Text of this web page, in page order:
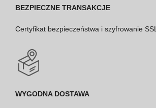
BEZPIECZNE TRANSAKCJE
Certyfikat bezpieczeństwa i szyfrowanie SSL
WYGODNA DOSTAWA